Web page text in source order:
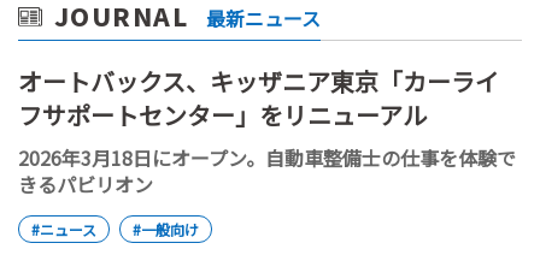
JOURNAL 最新ニュース
オートバックス、キッザニア東京「カーライ
フサポートセンター」をリニューアル
2026年3月18日にオープン。自動車整備士の仕事を体験で
きるパビリオン
#ニュース #一般向け